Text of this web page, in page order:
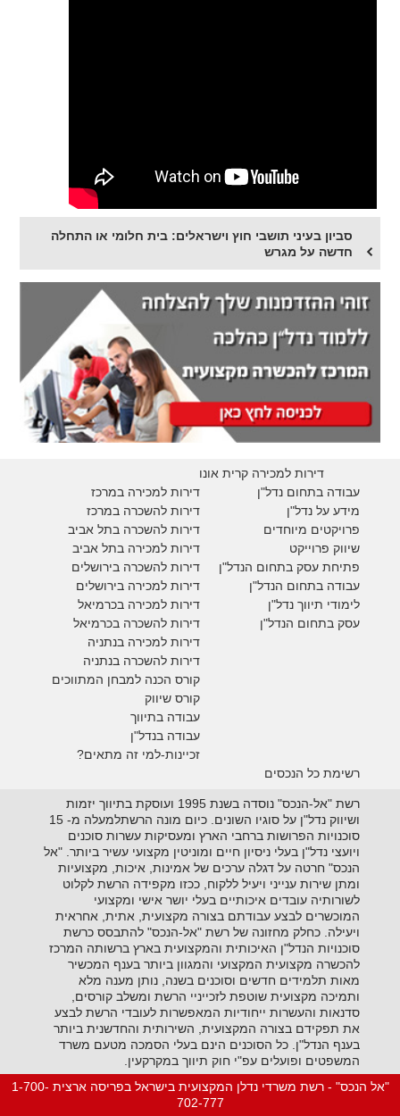
סביון בעיני תושבי חוץ וישראלים: בית חלומי או התחלה
חדשה על מגרש
דירות למכירה קרית אונו
דירות למכירה במרכז
דירות להשכרה במרכז
דירות להשכרה בתל אביב
דירות למכירה בתל אביב
דירות להשכרה בירושלים
דירות למכירה בירושלים
דירות למכירה בכרמיאל
דירות להשכרה בכרמיאל
דירות למכירה בנתניה
דירות להשכרה בנתניה
קורס הכנה למבחן המתווכים
קורס שיווק
עבודה בתיווך
עבודה בנדל"ן
זכיינות-למי זה מתאים?
עבודה בתחום נדל"ן
מידע על נדל"ן
פרויקטים מיוחדים
שיווק פרוייקט
פתיחת עסק בתחום הנדל"ן
עבודה בתחום הנדל"ן
לימודי תיווך נדל"ן
עסק בתחום הנדל"ן
רשימת כל הנכסים
רשת "אל-הנכס" נוסדה בשנת 1995 ועוסקת בתיווך יזמות
ושיווק נדל"ן על סוגיו השונים. כיום מונה הרשתלמעלה מ- 15
סוכנויות הפרושות ברחבי הארץ ומעסיקות עשרות סוכנים
ויועצי נדל"ן בעלי ניסיון חיים ומוניטין מקצועי עשיר ביותר. "אל
הנכס" חרטה על דגלה ערכים של אמינות, איכות, מקצועיות
ומתן שירות ענייני ויעיל ללקוח, ככזו מקפידה הרשת לקלוט
לשורותיה עובדים איכותיים בעלי יושר אישי ומקצועי
המוכשרים לבצע עבודתם בצורה מקצועית, אתית, אחראית
ויעילה. כחלק מחזונה של רשת "אל-הנכס" להתבסס כרשת
סוכנויות הנדל"ן האיכותית והמקצועית בארץ ברשותה המרכז
להכשרה מקצועית המקצועי והמגוון ביותר בענף המכשיר
מאות תלמידים חדשים וסוכנים בשנה, נותן מענה מלא
ותמיכה מקצועית שוטפת לזכייניי הרשת ומשלב קורסים,
סדנאות והעשרות ייחודיות המאפשרות לעובדי הרשת לבצע
את תפקידם בצורה המקצועית, השירותית והחדשנית ביותר
בענף הנדל"ן. כל הסוכנים הינם בעלי הסמכה מטעם משרד
המשפטים ופועלים עפ"י חוק תיווך במקרקעין.
"אל הנכס" - רשת משרדי נדלן המקצועית בישראל בפריסה ארצית 1-700-
702-777